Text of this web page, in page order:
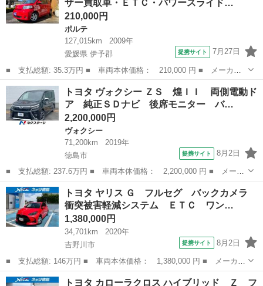
ム ＥＴＣ ...
ザー買取車・ＥＴＣ・パワースライド…
210,000円
ポルテ
127,015km
2009年
愛媛県 伊予郡
提携サイト 7月27日
■ 支払総額: 35.3万円 ■ 車両本体価格： 210,000 円 ■ メーカー
名： トヨタ ■ 車種名： ポルテ ■ グレード名： １３０ｉ Ｃ
パッケージ ユーザー買取車・ＥＴＣ・パワースライドドア・純正オ
ーディオ ■...
愛媛 伊予郡 ポルテ
トヨタ ヴォクシー ＺＳ 煌ＩＩ 両側電動ド
ア 純正ＳＤナビ 後席モニター バ…
2,200,000円
ヴォクシー
71,200km
2019年
徳島市
提携サイト 8月2日
■ 支払総額: 237.6万円 ■ 車両本体価格： 2,200,000 円 ■ メーカ
ー名： トヨタ ■ 車種名： ヴォクシー ■ グレード名： ＺＳ
煌ＩＩ 両側電動ドア 純正ＳＤナビ 後席モニター バックカメ
ラ 衝突被...
徳島 徳島市 ヴォクシー
トヨタ ヤリス Ｇ フルセグ バックカメラ
衝突被害軽減システム ＥＴＣ ワン…
1,380,000円
34,701km
2020年
吉野川市
提携サイト 8月2日
■ 支払総額: 146万円 ■ 車両本体価格： 1,380,000 円 ■ メーカー
名： トヨタ ■ 車種名： ヤリス ■ グレード名： Ｇ フルセ
徳島 吉野川市 トヨタ
トヨタ カローラクロス ハイブリッド Ｚ フ